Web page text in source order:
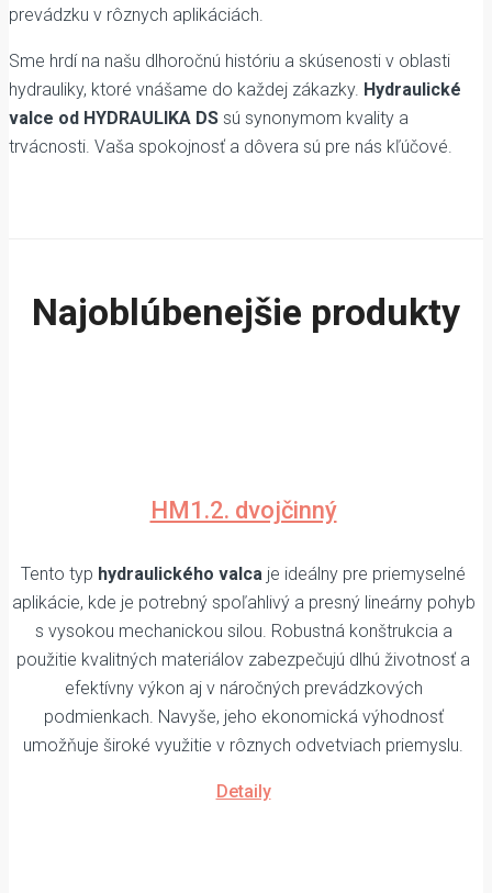
prevádzku v rôznych aplikáciách.
Sme hrdí na našu dlhoročnú históriu a skúsenosti v oblasti
hydrauliky, ktoré vnášame do každej zákazky. Hydraulické
valce od HYDRAULIKA DS sú synonymom kvality a
trvácnosti. Vaša spokojnosť a dôvera sú pre nás kľúčové.
Najoblúbenejšie produkty
HM1.2. dvojčinný
Tento typ hydraulického valca je ideálny pre priemyselné
aplikácie, kde je potrebný spoľahlivý a presný lineárny pohyb
s vysokou mechanickou silou. Robustná konštrukcia a
použitie kvalitných materiálov zabezpečujú dlhú životnosť a
efektívny výkon aj v náročných prevádzkových
podmienkach. Navyše, jeho ekonomická výhodnosť
umožňuje široké využitie v rôznych odvetviach priemyslu.
Detaily